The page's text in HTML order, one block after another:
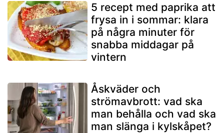
5 recept med paprika att
frysa in i sommar: klara
på några minuter för
snabba middagar på
vintern
Åskväder och
strömavbrott: vad ska
man behålla och vad ska
man slänga i kylskåpet?